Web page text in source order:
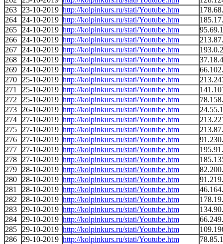
263
23-10-2019 http://kolpinkurs.ru/stati/Youtube.htm
264
24-10-2019 http://kolpinkurs.ru/stati/Youtube.htm
265
24-10-2019 http://kolpinkurs.ru/stati/Youtube.htm
266
24-10-2019 http://kolpinkurs.ru/stati/Youtube.htm
267
24-10-2019 http://kolpinkurs.ru/stati/Youtube.htm
268
24-10-2019 http://kolpinkurs.ru/stati/Youtube.htm
269
24-10-2019 http://kolpinkurs.ru/stati/Youtube.htm
270
25-10-2019 http://kolpinkurs.ru/stati/Youtube.htm
271
25-10-2019 http://kolpinkurs.ru/stati/Youtube.htm
272
25-10-2019 http://kolpinkurs.ru/stati/Youtube.htm
273
26-10-2019 http://kolpinkurs.ru/stati/Youtube.htm
274
27-10-2019 http://kolpinkurs.ru/stati/Youtube.htm
275
27-10-2019 http://kolpinkurs.ru/stati/Youtube.htm
276
27-10-2019 http://kolpinkurs.ru/stati/Youtube.htm
277
27-10-2019 http://kolpinkurs.ru/stati/Youtube.htm
278
27-10-2019 http://kolpinkurs.ru/stati/Youtube.htm
279
28-10-2019 http://kolpinkurs.ru/stati/Youtube.htm
280
28-10-2019 http://kolpinkurs.ru/stati/Youtube.htm
281
28-10-2019 http://kolpinkurs.ru/stati/Youtube.htm
282
28-10-2019 http://kolpinkurs.ru/stati/Youtube.htm
283
29-10-2019 http://kolpinkurs.ru/stati/Youtube.htm
284
29-10-2019 http://kolpinkurs.ru/stati/Youtube.htm
285
29-10-2019 http://kolpinkurs.ru/stati/Youtube.htm
286
29-10-2019 http://kolpinkurs.ru/stati/Youtube.htm